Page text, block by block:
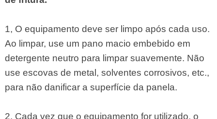
1, O equipamento deve ser limpo após cada uso.
Ao limpar, use um pano macio embebido em
detergente neutro para limpar suavemente. Não
use escovas de metal, solventes corrosivos, etc.,
para não danificar a superfície da panela.
2, Cada vez que o equipamento for utilizado, o